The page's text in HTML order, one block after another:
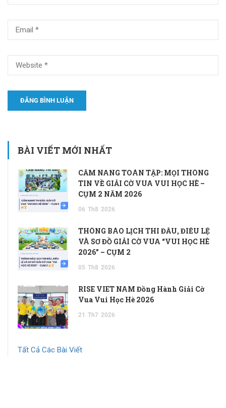
BÀI VIẾT MỚI NHẤT
CẨM NANG TOÀN TẬP: MỌI THÔNG
TIN VỀ GIẢI CỜ VUA VUI HỌC HÈ –
CỤM 2 NĂM 2026
06 Th8 2026
THÔNG BÁO LỊCH THI ĐẤU, ĐIỀU LỆ
VÀ SƠ ĐỒ GIẢI CỜ VUA “VUI HỌC HÈ
2026” – CỤM 2
05 Th8 2026
RISE VIET NAM Đồng Hành Giải Cờ
Vua Vui Học Hè 2026
21 Th7 2026
Tất Cả Các Bài Viết